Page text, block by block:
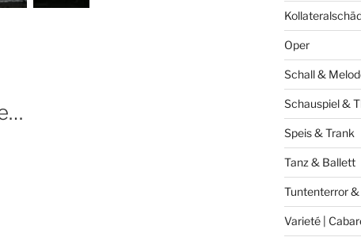
Oper
Schall &
Schauspiel &
Speis & Trank
Tanz & Ballett
Tuntenterror &
Varieté |